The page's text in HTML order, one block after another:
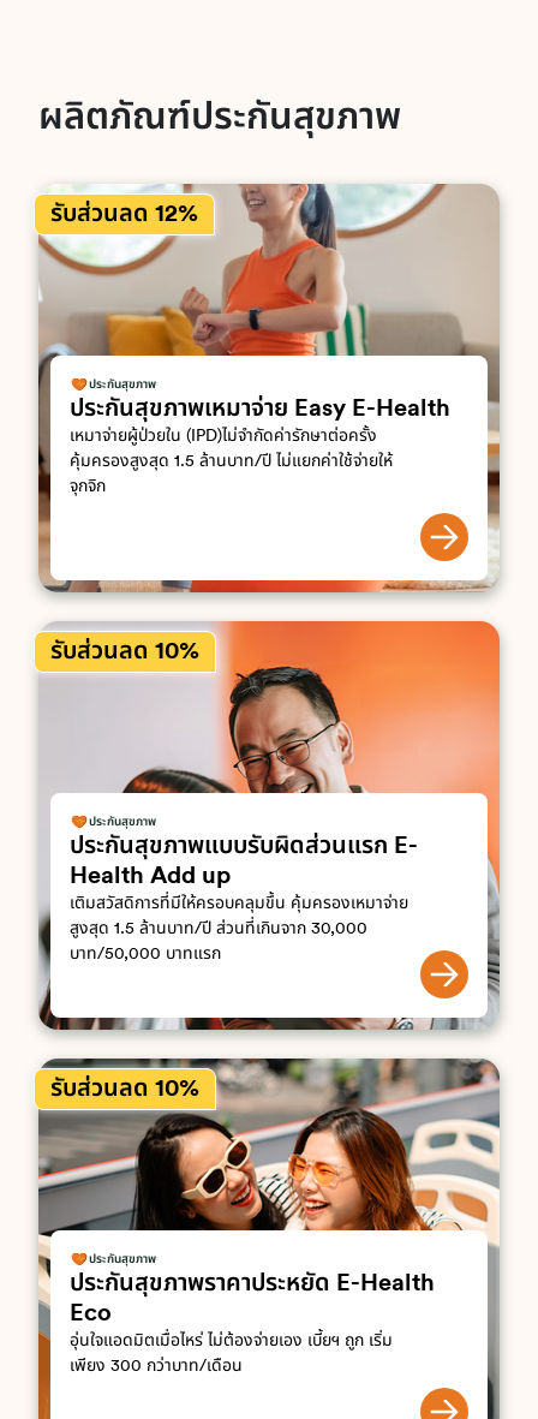
ผลิตภัณฑ์ประกันสุขภาพ
ประกันสุขภาพ
ประกันสุขภาพเหมาจ่าย Easy E-Health
เหมาจ่ายผู้ป่วยใน (IPD)ไม่จำกัดค่ารักษาต่อครั้ง
คุ้มครองสูงสุด 1.5 ล้านบาท/ปี ไม่แยกค่าใช้จ่ายให้
จุกจิก
รับส่วนลด 12%
ประกันสุขภาพ
ประกันสุขภาพแบบรับผิดส่วนแรก E-
Health Add up
เติมสวัสดิการที่มีให้ครอบคลุมขึ้น คุ้มครองเหมาจ่าย
สูงสุด 1.5 ล้านบาท/ปี ส่วนที่เกินจาก 30,000
บาท/50,000 บาทแรก
รับส่วนลด 10%
ประกันสุขภาพ
ประกันสุขภาพราคาประหยัด E-Health
Eco
อุ่นใจแอดมิตเมื่อไหร่ ไม่ต้องจ่ายเอง เบี้ยฯ ถูก เริ่ม
เพียง 300 กว่าบาท/เดือน
รับส่วนลด 10%